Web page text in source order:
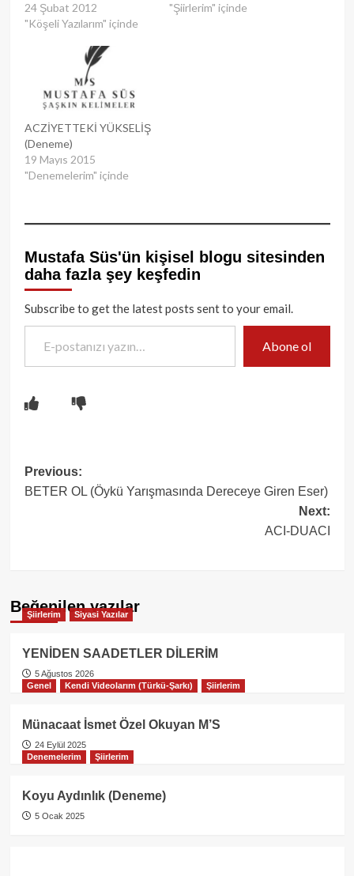
24 Şubat 2012
"Köşeli Yazılarım" içinde
"Şiirlerim" içinde
ACZİYETTEKİ YÜKSELİŞ
(Deneme)
19 Mayıs 2015
"Denemelerim" içinde
Mustafa Süs'ün kişisel blogu sitesinden
daha fazla şey keşfedin
Subscribe to get the latest posts sent to your email.
E-postanızı yazın…
Abone ol
Post
navigation
Previous:
BETER OL (Öykü Yarışmasında Dereceye Giren Eser)
Next:
ACI-DUACI
Beğenilen yazılar
Şiirlerim Siyasi Yazılar
YENİDEN SAADETLER DİLERİM
5 Ağustos 2026
Genel
Kendi Videolarım (Türkü-Şarkı) Şiirlerim
Münacaat İsmet Özel Okuyan M’S
24 Eylül 2025
Denemelerim
Şiirlerim
Koyu Aydınlık (Deneme)
5 Ocak 2025